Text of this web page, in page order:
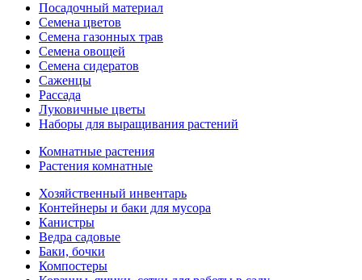
Посадочный материал
Семена цветов
Семена газонных трав
Семена овощей
Семена сидератов
Саженцы
Рассада
Луковичные цветы
Наборы для выращивания растений
Комнатные растения
Растения комнатные
Хозяйственный инвентарь
Контейнеры и баки для мусора
Канистры
Ведра садовые
Баки, бочки
Компостеры